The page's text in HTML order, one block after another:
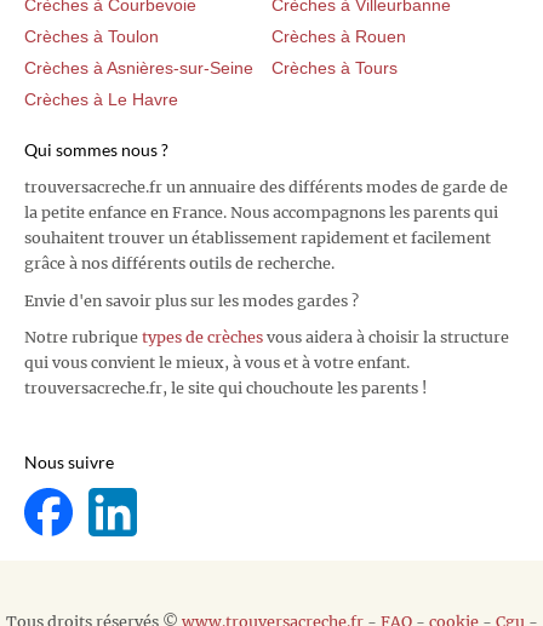
Crèches à Courbevoie
Crèches à Villeurbanne
Crèches à Toulon
Crèches à Rouen
Crèches à Asnières-sur-Seine
Crèches à Tours
Crèches à Le Havre
Qui sommes nous ?
trouversacreche.fr un annuaire des différents modes de garde de
la petite enfance en France. Nous accompagnons les parents qui
souhaitent trouver un établissement rapidement et facilement
grâce à nos différents outils de recherche.
Envie d'en savoir plus sur les modes gardes ?
Notre rubrique types de crèches vous aidera à choisir la structure
qui vous convient le mieux, à vous et à votre enfant.
trouversacreche.fr, le site qui chouchoute les parents !
Nous suivre
Tous droits réservés © www.trouversacreche.fr- FAQ- cookie- Cgu -